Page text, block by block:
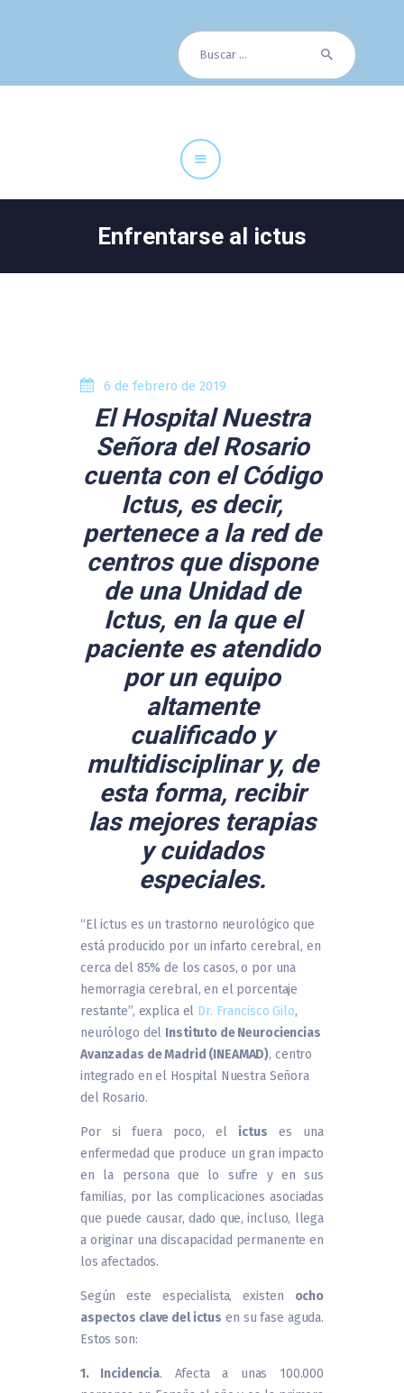
Buscar:
Enfrentarse al ictus
Cuadro Médico
Especialidades
6 de febrero de 2019
El Hospital Nuestra
Señora del Rosario
cuenta con el Código
Ictus, es decir,
pertenece a la red de
centros que dispone
de una Unidad de
Ictus, en la que el
paciente es atendido
por un equipo
altamente
cualificado y
multidisciplinar y, de
esta forma, recibir
las mejores terapias
y cuidados
especiales.
“El ictus es un trastorno neurológico que
está producido por un infarto cerebral, en
cerca del 85% de los casos, o por una
hemorragia cerebral, en el porcentaje
restante”, explica el Dr. Francisco Gilo,
neurólogo del Instituto de Neurociencias
Avanzadas de Madrid (INEAMAD), centro
integrado en el Hospital Nuestra Señora
del Rosario.
Por si fuera poco, el ictus es una
enfermedad que produce un gran impacto
en la persona que lo sufre y en sus
familias, por las complicaciones asociadas
que puede causar, dado que, incluso, llega
a originar una discapacidad permanente en
los afectados.
Según este especialista, existen ocho
aspectos clave del ictus en su fase aguda.
Estos son:
1. Incidencia. Afecta a unas 100.000